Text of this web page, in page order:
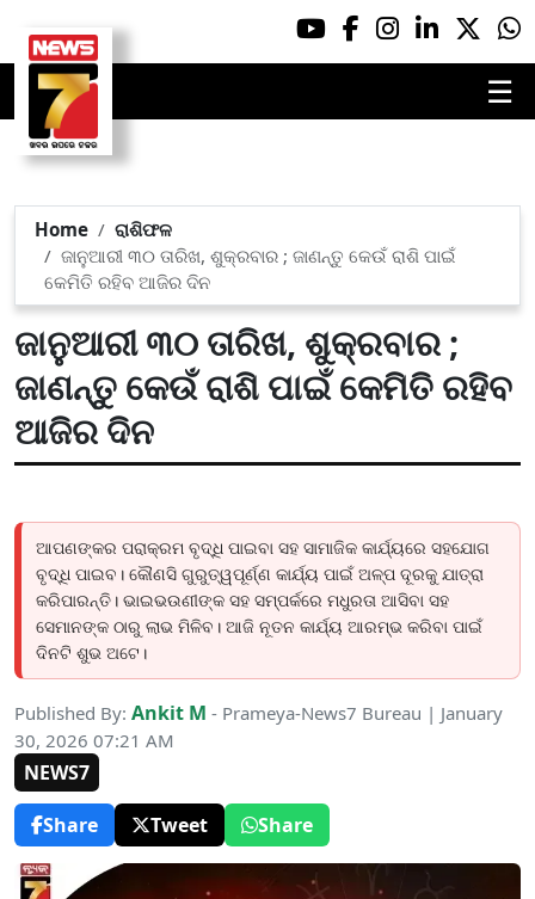
☰
Home
ରାଶିଫଳ
ଜାନୁଆରୀ ୩୦ ତାରିଖ, ଶୁକ୍ରବାର ; ଜାଣନ୍ତୁ କେଉଁ ରାଶି ପାଇଁ
କେମିତି ରହିବ ଆଜିର ଦିନ
ଜାନୁଆରୀ ୩୦ ତାରିଖ, ଶୁକ୍ରବାର ;
ଜାଣନ୍ତୁ କେଉଁ ରାଶି ପାଇଁ କେମିତି ରହିବ
ଆଜିର ଦିନ
ଆପଣଙ୍କର ପରାକ୍ରମ ବୃଦ୍ଧି ପାଇବା ସହ ସାମାଜିକ କାର୍ଯ୍ୟରେ ସହଯୋଗ
ବୃଦ୍ଧି ପାଇବ। କୌଣସି ଗୁରୁତ୍ୱପୂର୍ଣ୍ଣ କାର୍ଯ୍ୟ ପାଇଁ ଅଳ୍ପ ଦୂରକୁ ଯାତ୍ରା
କରିପାରନ୍ତି। ଭାଇଭଉଣୀଙ୍କ ସହ ସମ୍ପର୍କରେ ମଧୁରତା ଆସିବା ସହ
ସେମାନଙ୍କ ଠାରୁ ଲାଭ ମିଳିବ। ଆଜି ନୂତନ କାର୍ଯ୍ୟ ଆରମ୍ଭ କରିବା ପାଇଁ
ଦିନଟି ଶୁଭ ଅଟେ।
Published By: Ankit M - Prameya-News7 Bureau | January
30, 2026 07:21 AM
NEWS7
Share
Tweet Share